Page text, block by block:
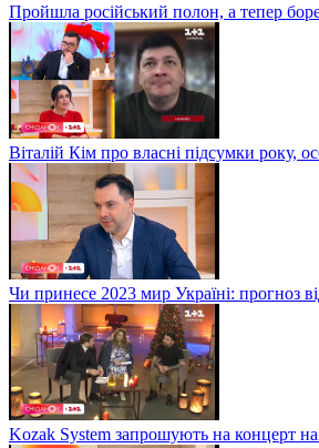
Пройшла російський полон, а тепер
Віталій Кім про власні підсумки року,
Чи принесе 2023 мир Україні: прогноз
Kozak System запрошують на концерт